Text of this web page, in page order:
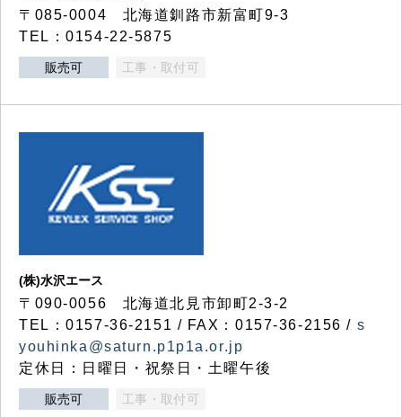
〒085-0004 北海道釧路市新富町9-3
TEL：0154-22-5875
販売可 工事・取付可
(株)水沢エース
〒090-0056 北海道北見市卸町2-3-2
TEL：0157-36-2151 / FAX：0157-36-2156 / s
youhinka@saturn.p1p1a.or.jp
定休日：日曜日・祝祭日・土曜午後
販売可 工事・取付可